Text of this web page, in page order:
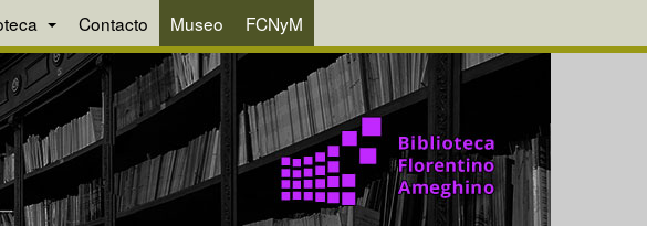
Contacto Museo FCNyM